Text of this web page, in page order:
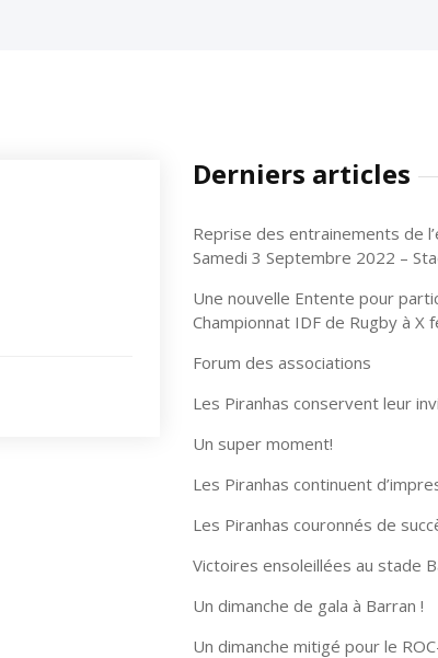
Derniers articles
Reprise des entrainements de
Samedi 3 Septembre 2022 –
Une nouvelle Entente pour
Championnat IDF de Rugby à X
Forum des associations
Les Piranhas conservent leur
Un super moment!
Les Piranhas continuent
Les Piranhas couronnés de
Victoires ensoleillées au stade
Un dimanche de gala à Barran !
Un dimanche mitigé pour le